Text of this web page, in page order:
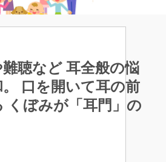
聴など 耳全般の悩
口を開いて耳の前
くぼみが「耳門」の